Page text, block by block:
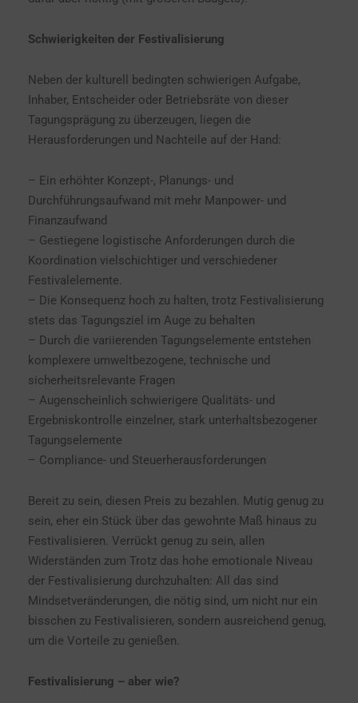
Schwierigkeiten der Festivalisierung
Neben der kulturell bedingten schwierigen Aufgabe,
Inhaber, Entscheider oder Betriebsräte von dieser
Tagungsprägung zu überzeugen, liegen die
Herausforderungen und Nachteile auf der Hand:
– Ein erhöhter Konzept-, Planungs- und
Durchführungsaufwand mit mehr Manpower- und
Finanzaufwand
– Gestiegene logistische Anforderungen durch die
Koordination vielschichtiger und verschiedener
Festivalelemente.
– Die Konsequenz hoch zu halten, trotz Festivalisierung
stets das Tagungsziel im Auge zu behalten
– Durch die variierenden Tagungselemente entstehen
komplexere umweltbezogene, technische und
sicherheitsrelevante Fragen
– Augenscheinlich schwierigere Qualitäts- und
Ergebniskontrolle einzelner, stark unterhaltsbezogener
Tagungselemente
– Compliance- und Steuerherausforderungen
Bereit zu sein, diesen Preis zu bezahlen. Mutig genug zu
sein, eher ein Stück über das gewohnte Maß hinaus zu
Festivalisieren. Verrückt genug zu sein, allen
Widerständen zum Trotz das hohe emotionale Niveau
der Festivalisierung durchzuhalten: All das sind
Mindsetveränderungen, die nötig sind, um nicht nur ein
bisschen zu Festivalisieren, sondern ausreichend genug,
um die Vorteile zu genießen.
Festivalisierung – aber wie?